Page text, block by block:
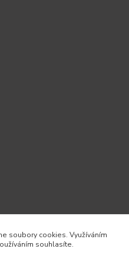
soubory cookies. Využíváním
souhlasíte.